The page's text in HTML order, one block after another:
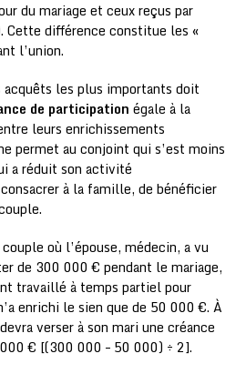
du mariage et ceux reçus par
Cette différence constitue les «
l’union.
acquêts les plus importants doit
de participation égale à la
leurs enrichissements
permet au conjoint qui s’est moins
a réduit son activité
à la famille, de bénéficier
où l’épouse, médecin, a vu
de 300 000 € pendant le mariage,
travaillé à temps partiel pour
enrichi le sien que de 50 000 €. À
verser à son mari une créance
€ [(300 000 – 50 000) ÷ 2].